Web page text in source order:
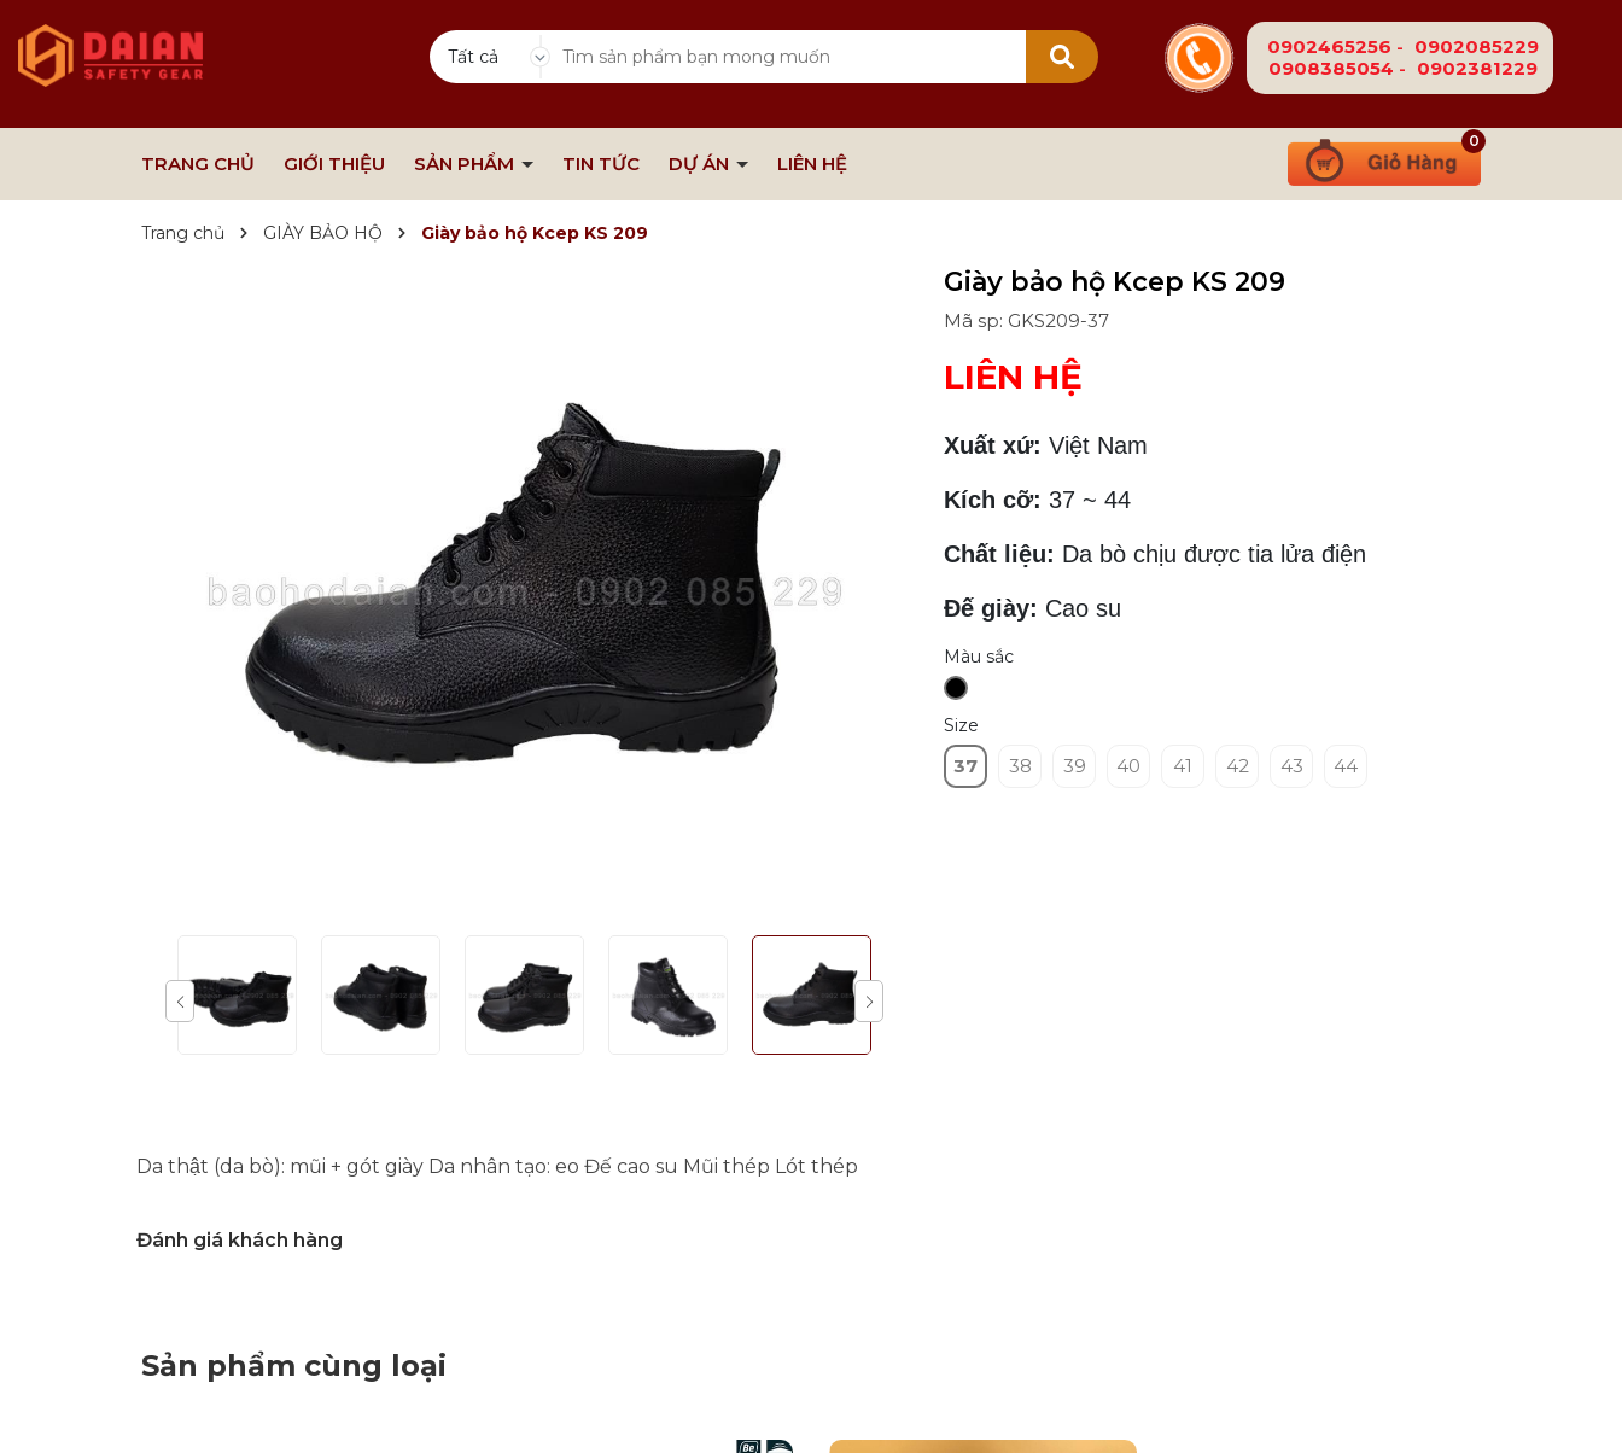
Tất cả 0902465256 - 0902085229
0908385054 - 0902381229
TRANG CHỦ GIỚI THIỆU SẢN PHẨM TIN TỨC DỰ ÁN LIÊN HỆ
0
Trang chủ GIÀY BẢO HỘ Giày bảo hộ Kcep KS 209
Giày bảo hộ Kcep KS 209
Mã sp: GKS209-37
LIÊN HỆ
Xuất xứ: Việt Nam
Kích cỡ: 37 ~ 44
Chất liệu: Da bò chịu được tia lửa điện
Đế giày: Cao su
Màu sắc
Size
37 38 39 40 41 42 43 44
Da thật (da bò): mũi + gót giày Da nhân tạo: eo Đế cao su Mũi thép Lót thép
Đánh giá khách hàng
Sản phẩm cùng loại